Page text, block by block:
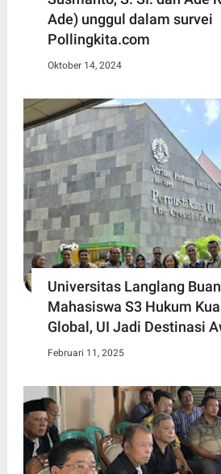
Ade) unggul dalam survei
Pollingkita.com
Oktober 14, 2024
Universitas Langlang
Mahasiswa S3 Hukum
Global, UI Jadi Destinasi
Februari 11, 2025